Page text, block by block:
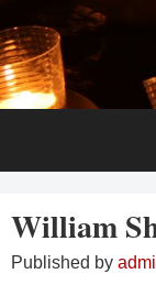
to
content
William
Published by